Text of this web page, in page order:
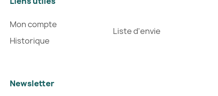
Mon compte
Historique
Liste d'envie
Newsletter